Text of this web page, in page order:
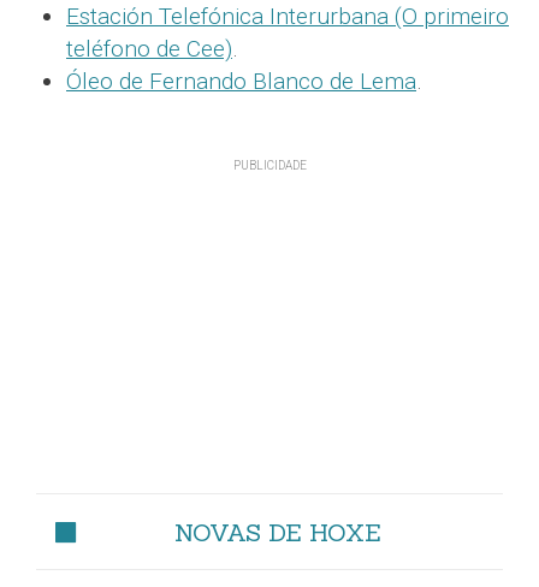
Estación Telefónica Interurbana (O primeiro
teléfono de Cee).
Óleo de Fernando Blanco de Lema.
NOVAS DE HOXE